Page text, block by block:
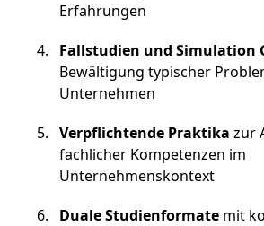
Erfahrungen
Fallstudien und Simulation
Bewältigung typischer
Unternehmen
Verpflichtende Praktika zur
fachlicher Kompetenzen im
Unternehmenskontext
Duale Studienformate mit